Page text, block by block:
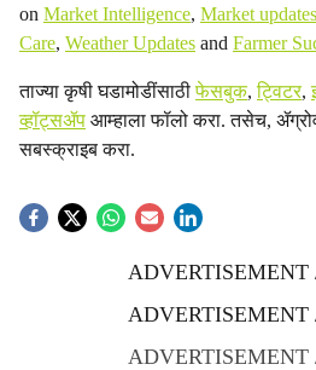
on Market Intelligence, Market updates
Care, Weather Updates and Farmer
ताज्या कृषी घडामोडींसाठीफेसबुक,ट्विटर,
व्हॉट्सॲप आम्हाला फॉलो करा. तसेच,
सबस्क्राइब करा.
ADVERTISEMENT
ADVERTISEMENT
ADVERTISEMENT